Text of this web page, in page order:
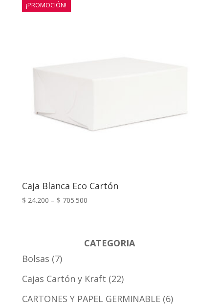
¡PROMOCIÓN!
Caja Blanca Eco Cartón
$ 24.200 – $ 705.500
CATEGORIA
Bolsas 7
Cajas Cartón y Kraft 22
CARTONES Y PAPEL GERMINABLE 6